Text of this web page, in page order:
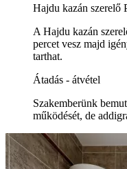
Hajdu kazán szerelő
A Hajdu kazán
percet vesz majd
tarthat.
Átadás - átvétel
Szakemberünk
működését, de